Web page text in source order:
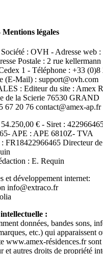
légales
: OVH - Adresse web :
Postale : 2 rue
1 - Téléphone : +33 (0)8
(E-Mail) : support@ovh.com
: Editeur du site : Amex
de la Scierie 76530 GRAND
20 76 contact@amex-ap.fr
€ - Siret :
APE : APE 6810Z- TVA
FR18422966465 Directeur
: E. Requin
et développement internet:
info@extraco.fr
:
données, bandes sons,
etc.) qui apparaissent
www.amex-résidences.fr sont
et autres droits de propriété